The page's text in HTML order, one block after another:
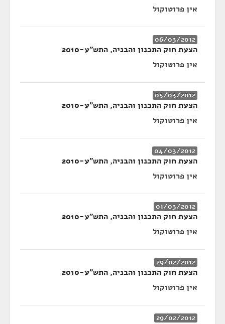
אין פרוטוקול
06/03/2012
הצעת חוק התכנון והבניה, התש"ע-2010
אין פרוטוקול
05/03/2012
הצעת חוק התכנון והבניה, התש"ע-2010
אין פרוטוקול
04/03/2012
הצעת חוק התכנון והבניה, התש"ע-2010
אין פרוטוקול
01/03/2012
הצעת חוק התכנון והבניה, התש"ע-2010
אין פרוטוקול
29/02/2012
הצעת חוק התכנון והבניה, התש"ע-2010
אין פרוטוקול
29/02/2012